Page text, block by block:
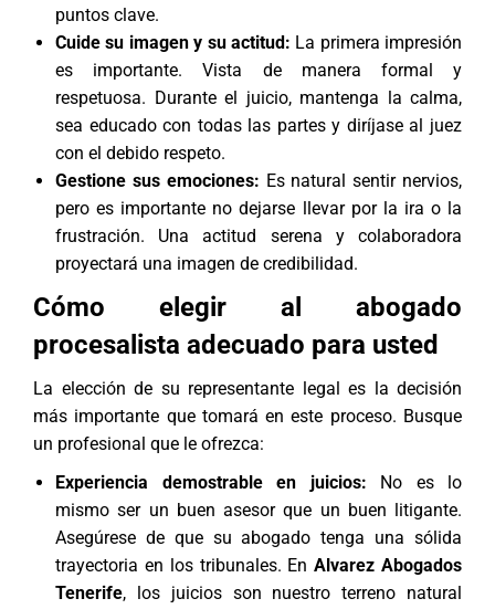
puntos clave.
Cuide su imagen y su actitud: La primera impresión
es importante. Vista de manera formal y
respetuosa. Durante el juicio, mantenga la calma,
sea educado con todas las partes y diríjase al juez
con el debido respeto.
Gestione sus emociones: Es natural sentir nervios,
pero es importante no dejarse llevar por la ira o la
frustración. Una actitud serena y colaboradora
proyectará una imagen de credibilidad.
Cómo elegir al abogado
procesalista adecuado para usted
La elección de su representante legal es la decisión
más importante que tomará en este proceso. Busque
un profesional que le ofrezca:
Experiencia demostrable en juicios: No es lo
mismo ser un buen asesor que un buen litigante.
Asegúrese de que su abogado tenga una sólida
trayectoria en los tribunales. EnAlvarez Abogados
Tenerife, los juicios son nuestro terreno natural